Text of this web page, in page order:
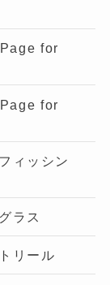
for
for
ィッシン
ラス
リール